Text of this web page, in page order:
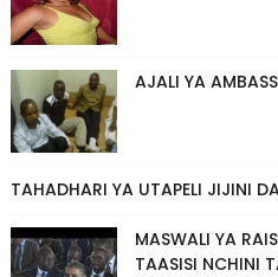
AJALI YA
TAHADHARI YA UTAPELI JIJINI
MASWALI YA
TAASISI NCHINI